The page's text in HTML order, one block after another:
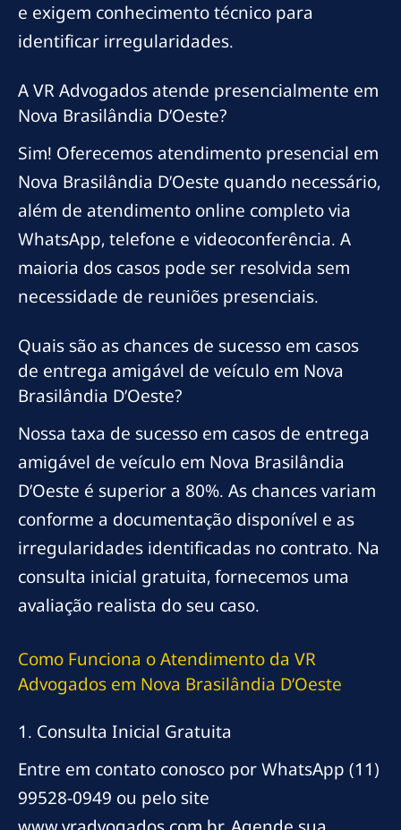
e exigem conhecimento técnico para
identificar irregularidades.
A VR Advogados atende presencialmente em
Nova Brasilândia D’Oeste?
Sim! Oferecemos atendimento presencial em
Nova Brasilândia D’Oeste quando necessário,
além de atendimento online completo via
WhatsApp, telefone e videoconferência. A
maioria dos casos pode ser resolvida sem
necessidade de reuniões presenciais.
Quais são as chances de sucesso em casos
de entrega amigável de veículo em Nova
Brasilândia D’Oeste?
Nossa taxa de sucesso em casos de entrega
amigável de veículo em Nova Brasilândia
D’Oeste é superior a 80%. As chances variam
conforme a documentação disponível e as
irregularidades identificadas no contrato. Na
consulta inicial gratuita, fornecemos uma
avaliação realista do seu caso.
Como Funciona o Atendimento da VR
Advogados em Nova Brasilândia D’Oeste
1. Consulta Inicial Gratuita
Entre em contato conosco por WhatsApp (11)
99528-0949 ou pelo site